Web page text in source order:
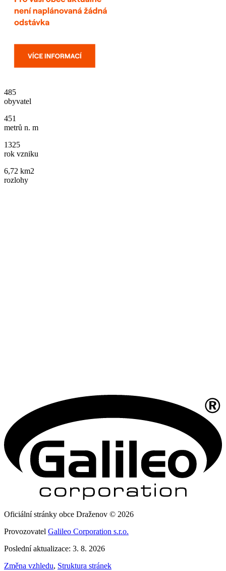
485
obyvatel
451
metrů n. m
1325
rok vzniku
6,72 km2
rozlohy
Oficiální stránky obce Draženov © 2026
Provozovatel Galileo Corporation s.r.o.
Poslední aktualizace: 3. 8. 2026
Změna vzhledu, Struktura stránek